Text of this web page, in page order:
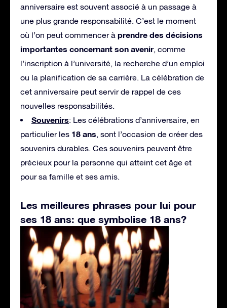
anniversaire est souvent associé à un passage à
une plus grande responsabilité. C’est le moment
où l’on peut commencer à prendre des décisions
importantes concernant son avenir, comme
l’inscription à l’université, la recherche d’un emploi
ou la planification de sa carrière. La célébration de
cet anniversaire peut servir de rappel de ces
nouvelles responsabilités.
Souvenirs: Les célébrations d’anniversaire, en
particulier les 18 ans, sont l’occasion de créer des
souvenirs durables. Ces souvenirs peuvent être
précieux pour la personne qui atteint cet âge et
pour sa famille et ses amis.
Les meilleures phrases pour lui pour
ses 18 ans: que symbolise 18 ans?